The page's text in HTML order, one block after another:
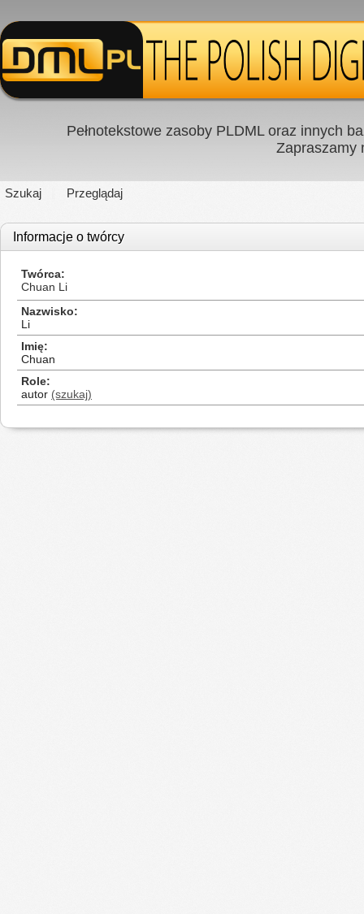
Pełnotekstowe zasoby PLDML oraz innych
Zapraszamy
Szukaj Przeglądaj
Informacje o twórcy
Twórca
Chuan Li
Nazwisko
Li
Imię
Chuan
Role
autor (szukaj)